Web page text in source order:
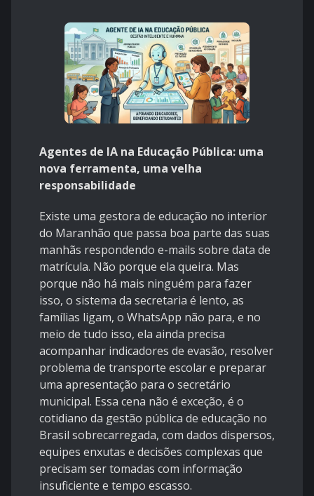
Agentes de IA na Educação Pública: uma
nova ferramenta, uma velha
responsabilidade
Existe uma gestora de educação no interior
do Maranhão que passa boa parte das suas
manhãs respondendo e-mails sobre data de
matrícula. Não porque ela queira. Mas
porque não há mais ninguém para fazer
isso, o sistema da secretaria é lento, as
famílias ligam, o WhatsApp não para, e no
meio de tudo isso, ela ainda precisa
acompanhar indicadores de evasão, resolver
problema de transporte escolar e preparar
uma apresentação para o secretário
municipal. Essa cena não é exceção, é o
cotidiano da gestão pública de educação no
Brasil sobrecarregada, com dados dispersos,
equipes enxutas e decisões complexas que
precisam ser tomadas com informação
insuficiente e tempo escasso.